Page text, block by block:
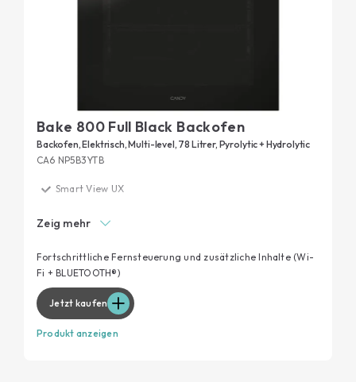
Bake 800 Full Black Backofen
Backofen, Elektrisch, Multi-level, 78 Litrer, Pyrolytic + Hydrolytic
CA6 NP5B3YTB
Smart View UX
NoPreheat Technologie
Multilevel Plus/Menu
Energieeffizienzklasse A++
Zeig mehr
Fortschrittliche Fernsteuerung und zusätzliche Inhalte (Wi-
Fi + BLUETOOTH®)
Jetzt kaufen
Produkt anzeigen